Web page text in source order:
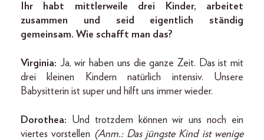
Ihr habt mittlerweile drei Kinder, arbeitet
zusammen und seid eigentlich ständig
gemeinsam. Wie schafft man das?
Virginia: Ja, wir haben uns die ganze Zeit. Das ist mit
drei kleinen Kindern natürlich intensiv. Unsere
Babysitterin ist super und hilft uns immer wieder.
Dorothea: Und trotzdem können wir uns noch ein
viertes vorstellen (Anm.: Das jüngste Kind ist wenige